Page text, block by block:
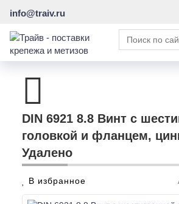
info@traiv.ru
DIN 6921 8.8 Винт с
головкой и фланцем,
Удалено
В избранное